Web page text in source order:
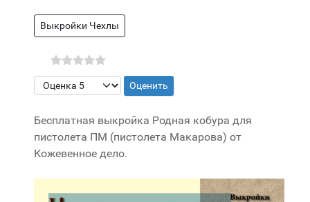
Выкройки Чехлы
Пожалуйста, оцените
Бесплатная выкройка Родная кобура для
пистолета ПМ (пистолета Макарова) от
Кожевенное дело.